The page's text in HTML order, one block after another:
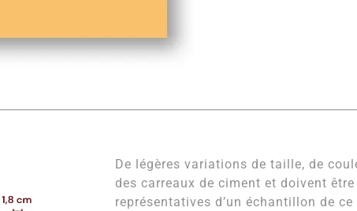
De légères variations de taille, de
des carreaux de ciment et doivent
représentatives d’un échantillon de